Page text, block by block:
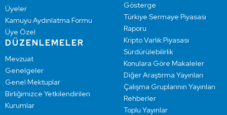
Üyeler
Kamuyu Aydınlatma Formu
Üye Özel
DÜZENLEMELER
Mevzuat
Genelgeler
Genel Mektuplar
Birliğimizce Yetkilendirilen
Kurumlar
Gösterge
Türkiye Sermaye Piyasası
Raporu
Kripto Varlık Piyasası
Sürdürülebilirlik
Konulara Göre Makaleler
Diğer Araştırma Yayınları
Çalışma Gruplarının Yayınları
Rehberler
Toplu Yayınlar